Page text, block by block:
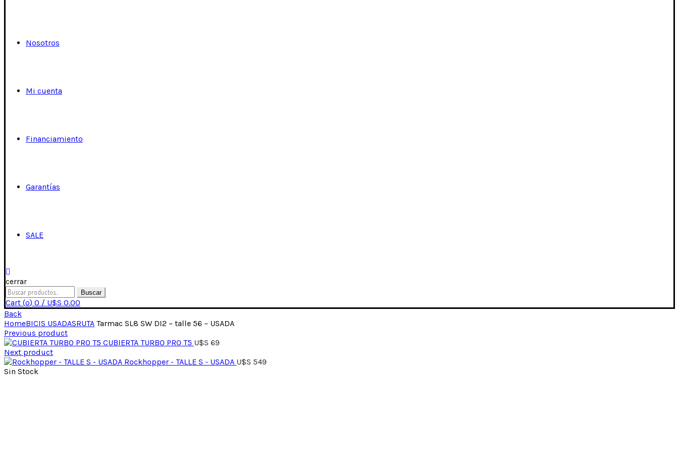
Nosotros
Mi cuenta
Financiamiento
Garantías
SALE
cerrar
Search
for:
Buscar
Cart (o) 0 / U$S 0.00
Back
HomeBICIS USADASRUTA Tarmac SL8 SW DI2 – talle 56 – USADA
Previous product
CUBIERTA TURBO PRO T5 U$S 69
Next product
Rockhopper - TALLE S - USADA U$S 549
Sin Stock